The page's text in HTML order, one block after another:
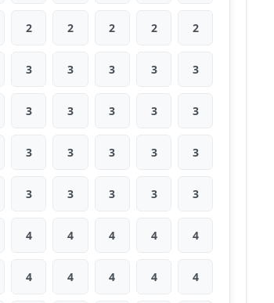
2 2 2 2 2
3 3 3 3 3
3 3 3 3 3
3 3 3 3 3
3 3 3 3 3
4 4 4 4 4
4 4 4 4 4